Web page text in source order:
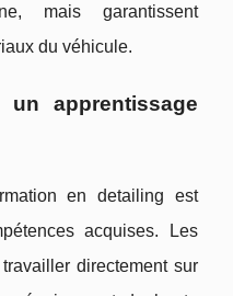
mais garantissent
du véhicule.
apprentissage
en detailing est
acquises. Les
directement sur